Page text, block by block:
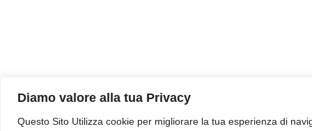
Diamo valore alla tua Privacy
Questo Sito Utilizza cookie per migliorare la tua esperienza di